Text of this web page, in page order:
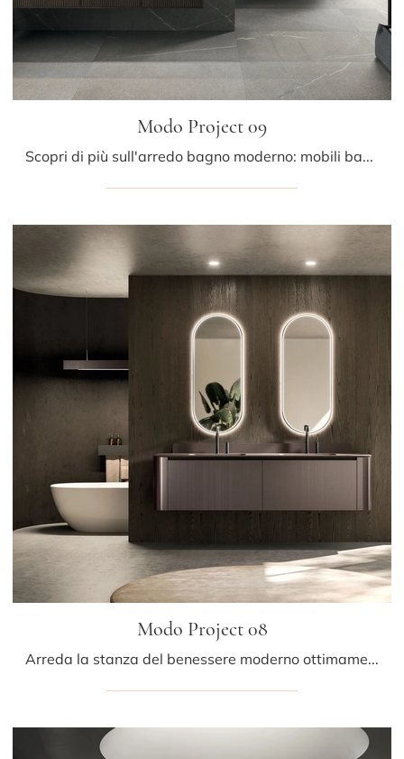
Modo Project 09
Scopri di più sull'arredo bagno moderno: mobili bagno sospesi in legno come il modello Modo Project 09 di Arrital ti aspettano.
Modo Project 08
Arreda la stanza del benessere moderno ottimamente con Modo Project 08, mobili bagno sospesi e oggetti in laccato opaco di Arrital.